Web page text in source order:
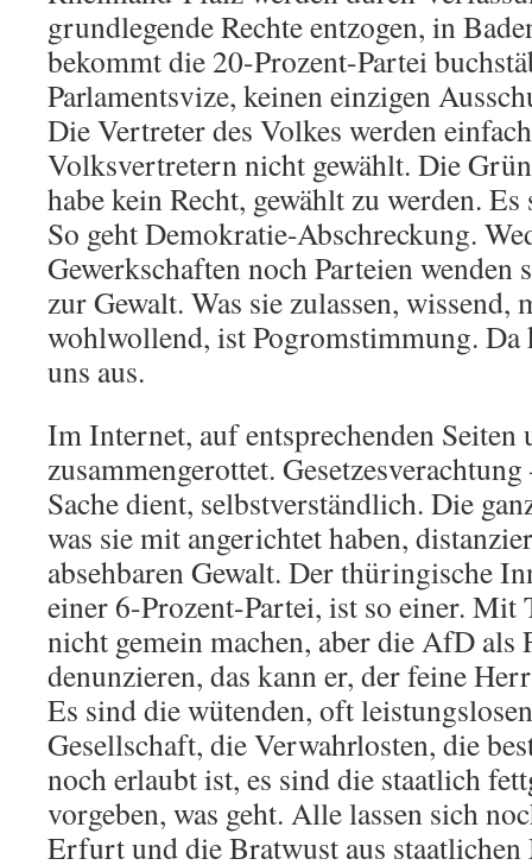
grundlegende Rechte entzogen, in
bekommt die 20-Prozent-Partei
Parlamentsvize, keinen einzigen
Die Vertreter des Volkes werden
Volksvertretern nicht gewählt. Die
habe kein Recht, gewählt zu werden.
So geht Demokratie-Abschreckung.
Gewerkschaften noch Parteien
zur Gewalt. Was sie zulassen, wissend,
wohlwollend, ist Pogromstimmung. Da
uns aus.
Im Internet, auf entsprechenden Seiten
zusammengerottet.
Sache dient, selbstverständlich. Die
was sie mit angerichtet haben,
absehbaren Gewalt. Der thüringische
einer 6-Prozent-Partei, ist so einer.
nicht gemein machen, aber die AfD als
denunzieren, das kann er, der feine
Es sind die wütenden, oft
Gesellschaft, die Verwahrlosten, die
noch erlaubt ist, es sind die staatlich
vorgeben, was geht. Alle lassen sich
Erfurt und die Bratwust aus